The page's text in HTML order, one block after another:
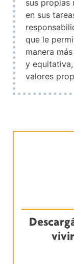
sus propias
en sus
que le
manera
y
valores